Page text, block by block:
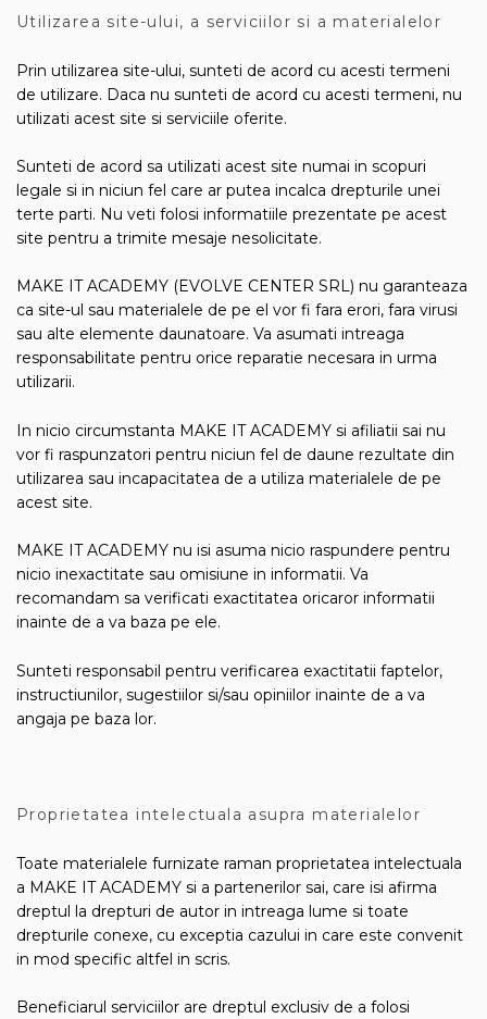
Utilizarea site-ului, a serviciilor si a materialelor
Prin utilizarea site-ului, sunteti de acord cu acesti termeni
de utilizare. Daca nu sunteti de acord cu acesti termeni, nu
utilizati acest site si serviciile oferite.
Sunteti de acord sa utilizati acest site numai in scopuri
legale si in niciun fel care ar putea incalca drepturile unei
terte parti. Nu veti folosi informatiile prezentate pe acest
site pentru a trimite mesaje nesolicitate.
MAKE IT ACADEMY (EVOLVE CENTER SRL) nu garanteaza
ca site-ul sau materialele de pe el vor fi fara erori, fara virusi
sau alte elemente daunatoare. Va asumati intreaga
responsabilitate pentru orice reparatie necesara in urma
utilizarii.
In nicio circumstanta MAKE IT ACADEMY si afiliatii sai nu
vor fi raspunzatori pentru niciun fel de daune rezultate din
utilizarea sau incapacitatea de a utiliza materialele de pe
acest site.
MAKE IT ACADEMY nu isi asuma nicio raspundere pentru
nicio inexactitate sau omisiune in informatii. Va
recomandam sa verificati exactitatea oricaror informatii
inainte de a va baza pe ele.
Sunteti responsabil pentru verificarea exactitatii faptelor,
instructiunilor, sugestiilor si/sau opiniilor inainte de a va
angaja pe baza lor.
Proprietatea intelectuala asupra materialelor
Toate materialele furnizate raman proprietatea intelectuala
a MAKE IT ACADEMY si a partenerilor sai, care isi afirma
dreptul la drepturi de autor in intreaga lume si toate
drepturile conexe, cu exceptia cazului in care este convenit
in mod specific altfel in scris.
Beneficiarul serviciilor are dreptul exclusiv de a folosi